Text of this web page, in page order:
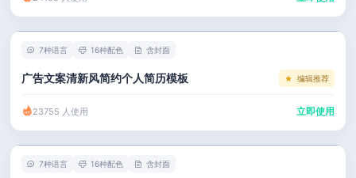
左右分栏
考研复试
市场 / 运营
人事 / 行政
7种语言 16种配色 含封面
广告文案清新风简约个人简历模板 编辑推荐
23755 人使用 立即使用
7种语言 16种配色 含封面